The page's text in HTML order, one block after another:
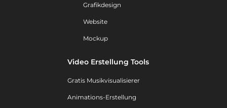
Grafikdesign
Website
Mockup
Video Erstellung Tools
Gratis Musikvisualisierer
Animations-Erstellung